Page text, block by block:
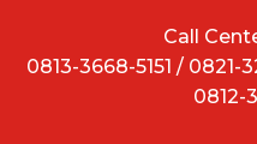
Call
0813-3668-5151 / 0821-
0812-